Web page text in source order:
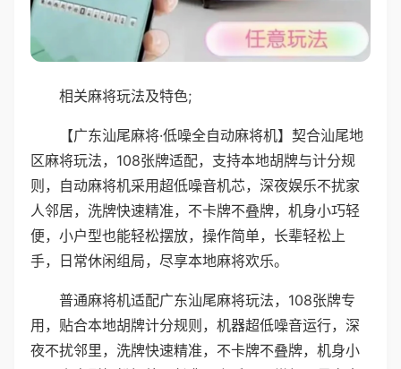
相关麻将玩法及特色;
【广东汕尾麻将·低噪全自动麻将机】契合汕尾地
区麻将玩法，108张牌适配，支持本地胡牌与计分规
则，自动麻将机采用超低噪音机芯，深夜娱乐不扰家
人邻居，洗牌快速精准，不卡牌不叠牌，机身小巧轻
便，小户型也能轻松摆放，操作简单，长辈轻松上
手，日常休闲组局，尽享本地麻将欢乐。
普通麻将机适配广东汕尾麻将玩法，108张牌专
用，贴合本地胡牌计分规则，机器超低噪音运行，深
夜不扰邻里，洗牌快速精准，不卡牌不叠牌，机身小